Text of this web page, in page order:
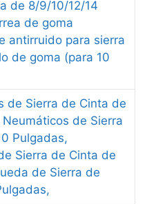
de 8/9/10/12/14
de goma
antirruido para sierra
de goma (para 10
de Sierra de Cinta de
de Sierra
Pulgadas,
Sierra de Cinta de
de Sierra de